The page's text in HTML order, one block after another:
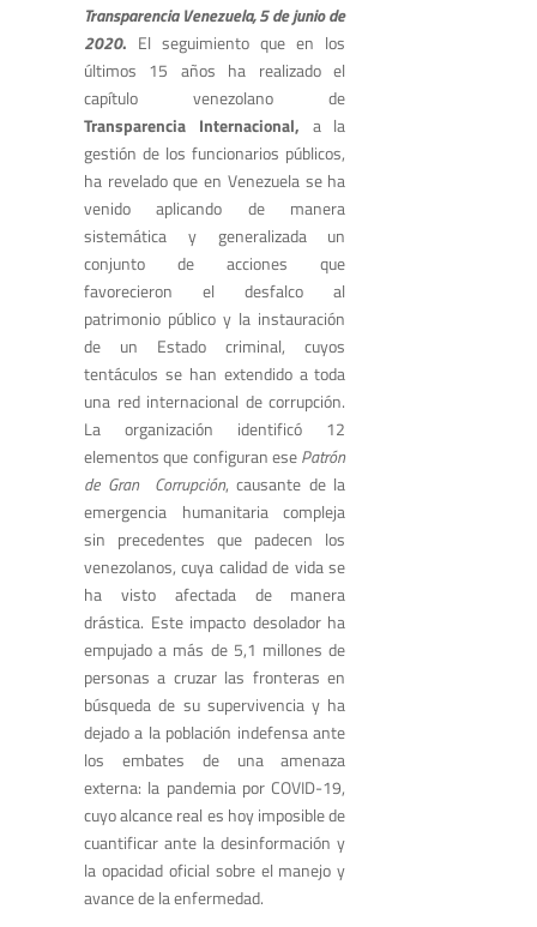
Transparencia Venezuela, 5 de junio de
2020. El seguimiento que en los
últimos 15 años ha realizado el
capítulo venezolano de
Transparencia Internacional, a la
gestión de los funcionarios públicos,
ha revelado que en Venezuela se ha
venido aplicando de manera
sistemática y generalizada un
conjunto de acciones que
favorecieron el desfalco al
patrimonio público y la instauración
de un Estado criminal, cuyos
tentáculos se han extendido a toda
una red internacional de corrupción.
La organización identificó 12
elementos que configuran esePatrón
de Gran Corrupción, causante de la
emergencia humanitaria compleja
sin precedentes que padecen los
venezolanos, cuya calidad de vida se
ha visto afectada de manera
drástica. Este impacto desolador ha
empujado a más de 5,1 millones de
personas a cruzar las fronteras en
búsqueda de su supervivencia y ha
dejado a la población indefensa ante
los embates de una amenaza
externa: la pandemia por COVID-19,
cuyo alcance real es hoy imposible de
cuantificar ante la desinformación y
la opacidad oficial sobre el manejo y
avance de la enfermedad.